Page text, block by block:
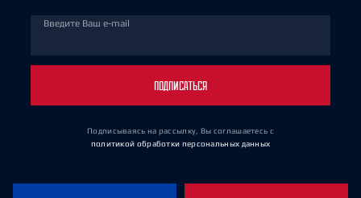
Введите Ваш e-mail
ПОДПИСАТЬСЯ
Подписываясь на рассылку, Вы соглашаетесь с
политикой обработки персональных данных